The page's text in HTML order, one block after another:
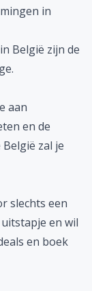
in
België zijn de
aan
en de
zal je
slechts een
en wil
en boek